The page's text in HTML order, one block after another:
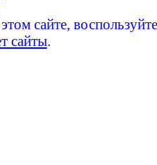
сайте,
сайты.